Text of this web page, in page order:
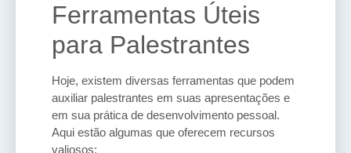
Ferramentas Úteis
para Palestrantes
Hoje, existem diversas ferramentas que podem
auxiliar palestrantes em suas apresentações e
em sua prática de desenvolvimento pessoal.
Aqui estão algumas que oferecem recursos
valiosos: